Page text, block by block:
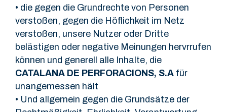
• die gegen die Grundrechte von Personen
verstoßen, gegen die Höflichkeit im Netz
verstoßen, unsere Nutzer oder Dritte
belästigen oder negative Meinungen hervrrufen
können und generell alle Inhalte, die
CATALANA DE PERFORACIONS, S.A für
unangemessen hält
• Und allgemein gegen die Grundsätze der